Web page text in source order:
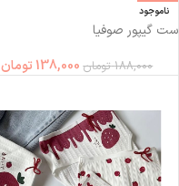
ناموجود
ست گیپور صوفیا
188,000 تومان 138,000 تومان